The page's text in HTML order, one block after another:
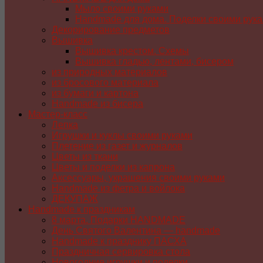
Мыло своими руками
Handmade для дома. Поделки своими
Декорирование предметов
Вышивка
Вышивка крестом. Схемы
Вышивка гладью, лентами, бисером
из природных материалов
из бросового материала
из бумаги и картона
Handmade из бисера
Мастер-класс
Лепка
Игрушки и куклы своими руками
Плетение из газет и журналов
Цветы из ткани
Цветы и поделки из капрона
Аксессуары, украшения своими руками
Handmade из фетра и войлока
ДЕКУПАЖ
Handmade к праздникам
8 марта. Подарки HANDMADE
День Святого Валентина — handmade
Handmade к празднику ПАСХA
Праздничная сервировка стола